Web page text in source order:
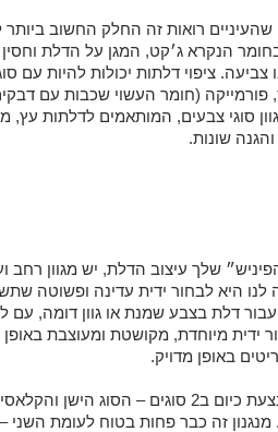
שהעיניים רואות זה החלק החשוב
הנקרא ג׳קט, המגן על הדלת וחסין
צביעה. ציפוי דלתות יכולות להיות
פורמייקה (חומר העשוי שכבות עם
סוגי צבעים, המותאמים לדלתות עץ,
שונות.
שלך עיצוב הדלת, יש מגוון רחב
לנו היא לבחור ידית עדינה ופשוטה
עבור דלת בצבע שמנת או גוון דומה,
ידית מיוחדת, מקושטת ומעוצבת באופן
באופן מדויק.
נעילת הדלת מתבצעת כיום ב2 סוגים – הסוג
זה כבר פחות בטוח לעומת השני